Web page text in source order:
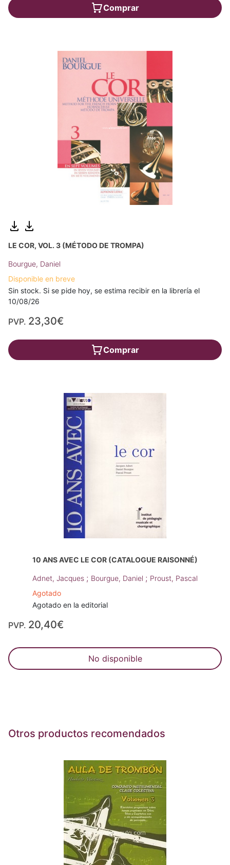
Comprar
LE COR, VOL. 3 (MÉTODO DE TROMPA)
Bourgue, Daniel
Disponible en breve
Sin stock. Si se pide hoy, se estima recibir en la librería el
10/08/26
PVP. 23,30€
Comprar
10 ANS AVEC LE COR (CATALOGUE RAISONNÉ)
Adnet, Jacques ; Bourgue, Daniel ; Proust, Pascal
Agotado
Agotado en la editorial
PVP. 20,40€
No disponible
Otros productos recomendados